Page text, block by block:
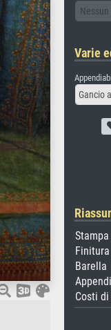
Varie
Gancio
Finitura
Barella
Costi